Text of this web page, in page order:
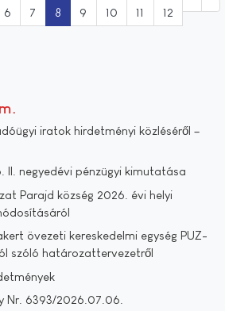
6 7 8 9 10 11 12
iratok hirdetményi közléséről –
II. negyedévi pénzügyi kimutatása
Parajd község 2026. évi helyi
övezeti kereskedelmi egység PUZ-
szóló határozattervezetről
Nr. 6393/2026.07.06.